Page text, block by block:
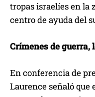
tropas israelíes en la
centro de ayuda del
Crímenes de guerra,
En conferencia de
Laurence señaló que